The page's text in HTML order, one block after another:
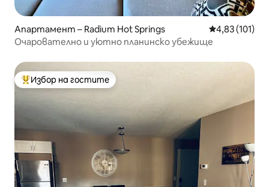
Апартамент – Radium Hot Springs Средна
4,83 (101)
Очарователно и уютно планинско убежище
Най-популярен избор на гостите
Избор на гостите